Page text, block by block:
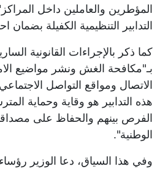
المؤطرين والعاملين داخل
التدابير التنظيمية الكفيلة بضمان
كما ذكر بالإجراءات القانونية
بـ"مكافحة الغش ونشر مواضيع
الاتصال ومواقع التواصل
هذه التدابير هو وقاية وحماية
الفرص بينهم والحفاظ على
الوطنية".
وفي هذا السياق، دعا الوزير